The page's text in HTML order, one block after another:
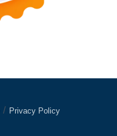
Privacy Policy